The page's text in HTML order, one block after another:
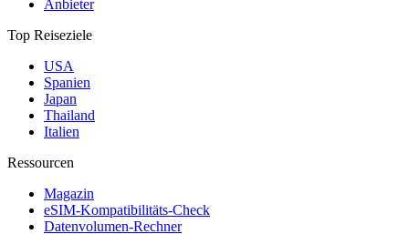
Anbieter
Top Reiseziele
USA
Spanien
Japan
Thailand
Italien
Ressourcen
Magazin
eSIM-Kompatibilitäts-Check
Datenvolumen-Rechner